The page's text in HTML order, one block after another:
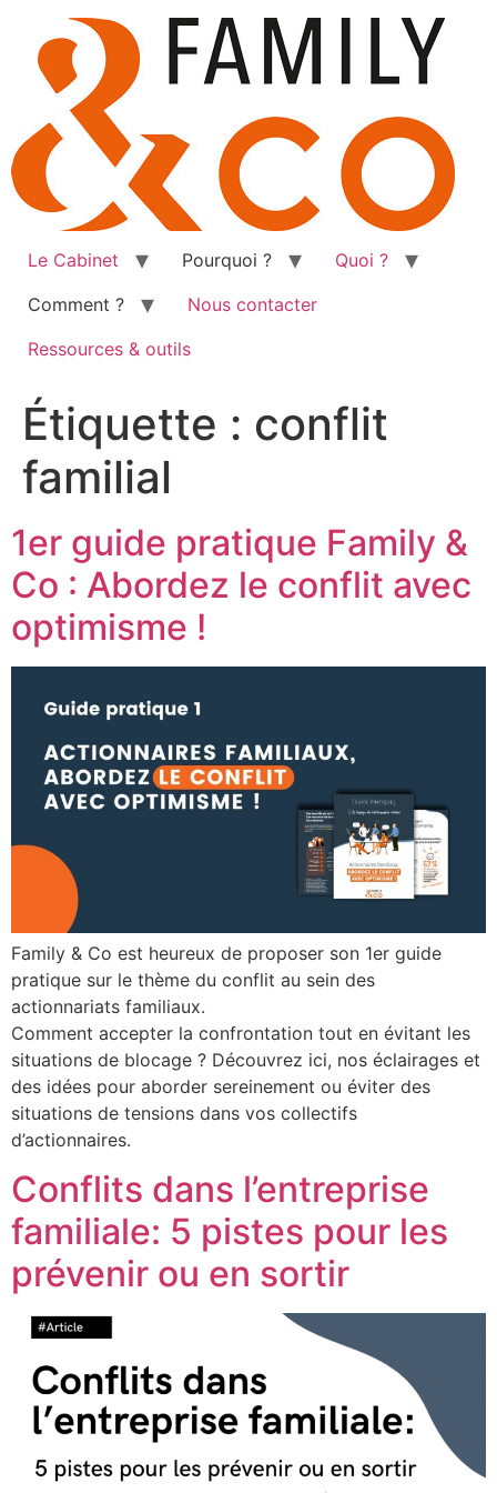
contenu
Le Cabinet Pourquoi ?
Quoi ?
Comment ?
Nous contacter
Ressources & outils
Étiquette : conflit
familial
1er guide pratique Family &
Co : Abordez le conflit avec
optimisme !
Family & Co est heureux de proposer son 1er guide
pratique sur le thème du conflit au sein des
actionnariats familiaux.
Comment accepter la confrontation tout en évitant les
situations de blocage ? Découvrez ici, nos éclairages et
des idées pour aborder sereinement ou éviter des
situations de tensions dans vos collectifs
d’actionnaires.
Conflits dans l’entreprise
familiale: 5 pistes pour les
prévenir ou en sortir